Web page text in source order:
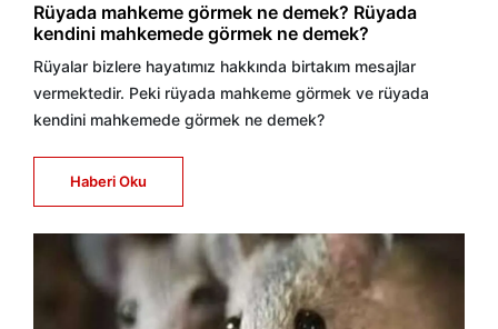
Rüyada mahkeme görmek ne demek? Rüyada
kendini mahkemede görmek ne demek?
Rüyalar bizlere hayatımız hakkında birtakım mesajlar
vermektedir. Peki rüyada mahkeme görmek ve rüyada
kendini mahkemede görmek ne demek?
Haberi Oku